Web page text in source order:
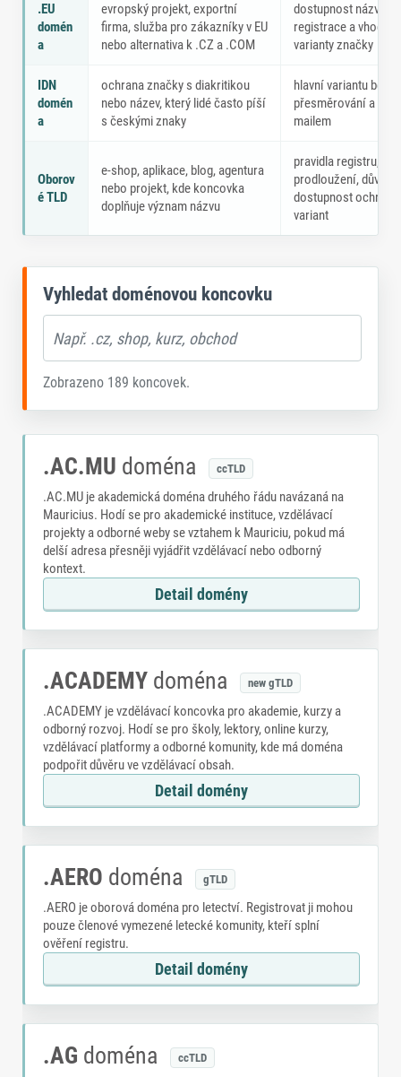
.EU
domén
a
evropský projekt, exportní
firma, služba pro zákazníky v EU
nebo alternativa k .CZ a .COM
dostupnost názvu,
registrace a vhodné
varianty značky
IDN
domén
a
ochrana značky s diakritikou
nebo název, který lidé často píší
s českými znaky
hlavní variantu bez
přesměrování a
mailem
Oborov
é TLD
e-shop, aplikace, blog, agentura
nebo projekt, kde koncovka
doplňuje význam názvu
pravidla registru,
prodloužení,
dostupnost
variant
Vyhledat doménovou koncovku
Zobrazeno 189 koncovek.
.AC.MU doména ccTLD
.AC.MU je akademická doména druhého řádu navázaná na
Mauricius. Hodí se pro akademické instituce, vzdělávací
projekty a odborné weby se vztahem k Mauriciu, pokud má
delší adresa přesněji vyjádřit vzdělávací nebo odborný
kontext.
Detail domény
.ACADEMY doména new gTLD
.ACADEMY je vzdělávací koncovka pro akademie, kurzy a
odborný rozvoj. Hodí se pro školy, lektory, online kurzy,
vzdělávací platformy a odborné komunity, kde má doména
podpořit důvěru ve vzdělávací obsah.
Detail domény
.AERO doména gTLD
.AERO je oborová doména pro letectví. Registrovat ji mohou
pouze členové vymezené letecké komunity, kteří splní
ověření registru.
Detail domény
.AG doména ccTLD